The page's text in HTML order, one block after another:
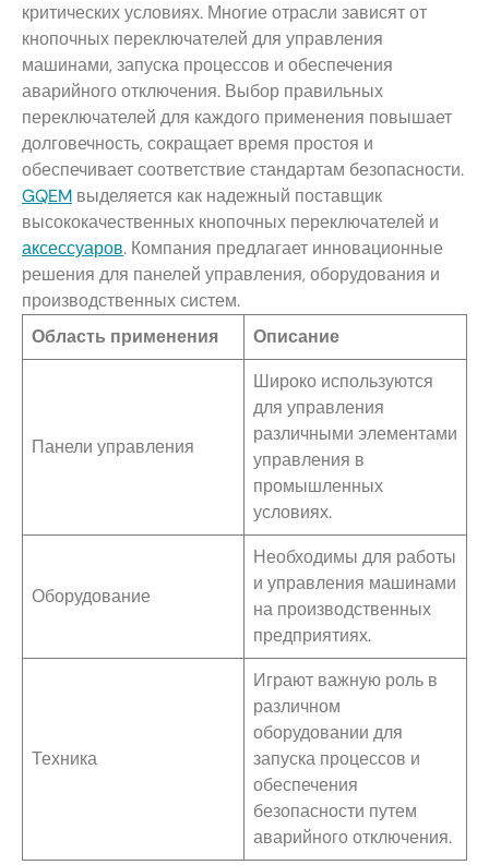
критических условиях. Многие отрасли зависят от
кнопочных переключателей для управления
машинами, запуска процессов и обеспечения
аварийного отключения. Выбор правильных
переключателей для каждого применения повышает
долговечность, сокращает время простоя и
обеспечивает соответствие стандартам безопасности.
GQEM выделяется как надежный поставщик
высококачественных кнопочных переключателей и
аксессуаров. Компания предлагает инновационные
решения для панелей управления, оборудования и
производственных систем.
Область применения
Описание
Панели управления
Широко используются
для управления
различными элементами
управления в
промышленных
условиях.
Оборудование
Необходимы для работы
и управления машинами
на производственных
предприятиях.
Техника
Играют важную роль в
различном
оборудовании для
запуска процессов и
обеспечения
безопасности путем
аварийного отключения.